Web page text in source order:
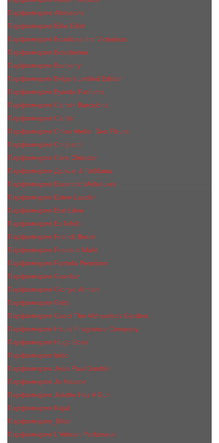
Парфюмерия Atkinsons
Парфюмерия Billie Eilish
Парфюмерия Boadicea the Victorious
Парфюмерия Boucheron
Парфюмерия Burberry
Парфюмерия Bvlgari Limited Edition
Парфюмерия Byredo Parfums
Парфюмерия Carner Barcelona
Парфюмерия Cartier
Парфюмерия Chloe Atelier Des Fleurs
Парфюмерия Сhopard
Парфюмерия Clive Christian
Парфюмерия Дольче & Габбана
Парфюмерия Escentric Molecules
Парфюмерия Estee Lаudеr
Парфюмерия Etat Libre
Парфюмерия Ex Nihilo
Парфюмерия Franck Boclet
Парфюмерия Frеderic Mаlle
Парфюмерия Fontela Premium
Парфюмерия Guerlain
Парфюмерия Giorgio Armani
Парфюмерия Gritti
Парфюмерия Gucci The Alchemist’s Garden.
Парфюмерия Haute Fragrance Company
Парфюмерия Hugo Boss
Парфюмерия Initio
Парфюмерия Jean Paul Gaultier
Парфюмерия Jо Malоnе
Парфюмерия Juliette Has A Gun
Парфюмерия Kajal
Парфюмерия_КiIiаn
Парфюмерия L'Artisan Parfumeur